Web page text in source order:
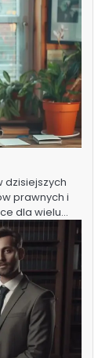
dzisiejszych
prawnych i
dla wielu…